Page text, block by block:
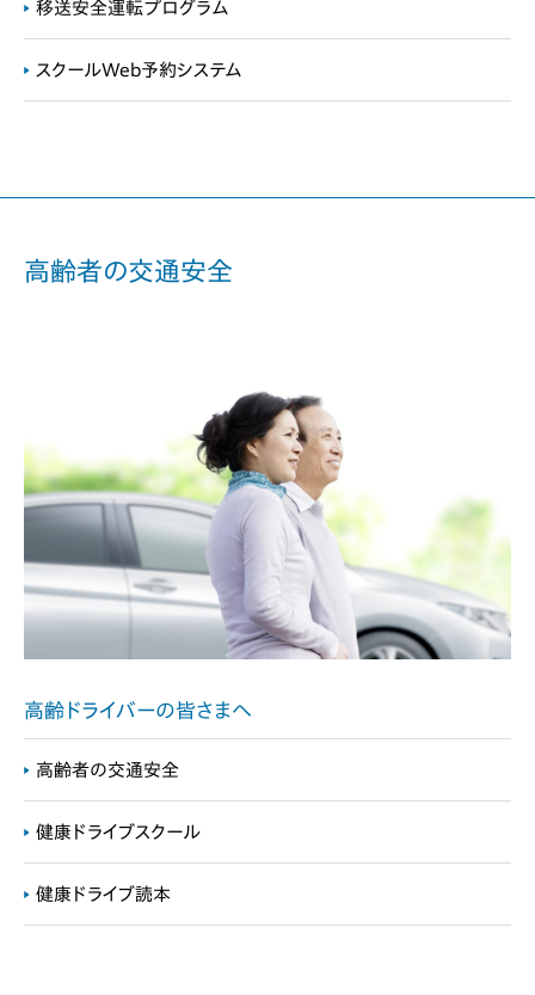
移送安全運転プログラム
スクールWeb予約システム
高齢者の交通安全
高齢ドライバーの皆さまへ
高齢者の交通安全
健康ドライブスクール
健康ドライブ読本